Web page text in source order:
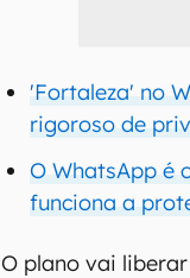
'Fortaleza' no
rigoroso de
O WhatsApp é
funciona a
O plano vai